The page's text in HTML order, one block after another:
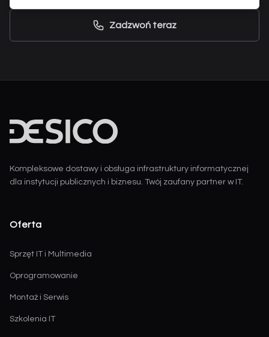
Zadzwoń teraz
Kompleksowe dostawy i obsługa infrastruktury informatycznej
dla instytucji publicznych i biznesu. Twój zaufany partner w IT.
Oferta
Sprzęt IT i Multimedia
Oprogramowanie
Montaż i Serwis
Szkolenia IT